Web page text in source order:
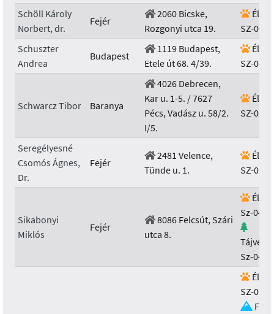
Schöll Károly
Norbert, dr.
Fejér
2060 Bicske,
Rozgonyi utca 19.
SZ-
Schuszter
Andrea
Budapest
1119 Budapest,
Etele út 68. 4/39.
SZ-
Schwarcz Tibor Baranya
4026 Debrecen,
Kar u. 1-5. / 7627
Pécs, Vadász u. 58/2.
I/5.
SZ-
Seregélyesné
Csomós Ágnes,
Dr.
Fejér
2481 Velence,
Tünde u. 1.
SZ-
Sikabonyi
Miklós
Fejér
8086 Felcsút, Szári
utca 8.
Sz-045/
Sz-045/
SZ-